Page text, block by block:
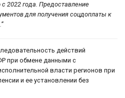
2022 года. Предоставление
для получения соцдоплаты к
действий
при обмене данными с
власти регионов при
и ее установлении без